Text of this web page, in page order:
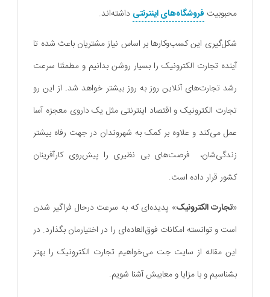
محبوبیت فروشگاه‌های اینترنتی داشته‌اند.
شکل‌گیری این کسب‌و‌کارها بر اساس نیاز مشتریان باعث شده تا
آینده تجارت الکترونیک را بسیار روشن بدانیم و مطمئنا سرعت
رشد تجارت‌های آنلاین روز‌ به‌ روز بیشتر خواهد شد. از این رو
تجارت الکترونیک و اقتصاد اینترنتی مثل یک داروی معجزه‌ آسا
عمل می‌کند و علاوه بر کمک به شهروندان در جهت رفاه بیشتر
زندگی‌شان، فرصت‌های بی نظیری را پیش‌روی کارآفرینان
کشور قرار داده است.
«تجارت الکترونیک» پدیده‌ای که به سرعت درحال فراگیر شدن
است و توانسته امکانات فوق‌العاده‌ای را در اختیارمان بگذارد. در
این مقاله از سایت جت می‌خواهیم تجارت الکترونیک را بهتر
بشناسیم و با مزایا و معایبش آشنا شویم.